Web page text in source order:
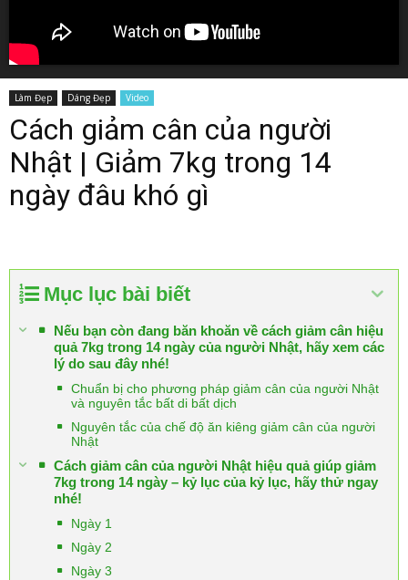
Làm Đẹp Dáng Đẹp Video
Cách giảm cân của người
Nhật | Giảm 7kg trong 14
ngày đâu khó gì
Mục lục bài biết
Nếu bạn còn đang băn khoăn về cách giảm cân hiệu
quả 7kg trong 14 ngày của người Nhật, hãy xem các
lý do sau đây nhé!
Chuẩn bị cho phương pháp giảm cân của người Nhật
và nguyên tắc bất di bất dịch
Nguyên tắc của chế độ ăn kiêng giảm cân của người
Nhật
Cách giảm cân của người Nhật hiệu quả giúp giảm
7kg trong 14 ngày – kỷ lục của kỷ lục, hãy thử ngay
nhé!
Ngày 1
Ngày 2
Ngày 3